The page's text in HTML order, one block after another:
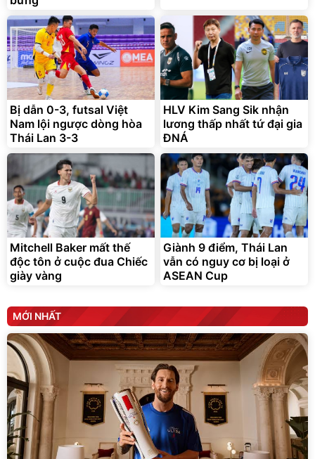
Bị dẫn 0-3, futsal Việt
Nam lội ngược dòng hòa
Thái Lan 3-3
HLV Kim Sang Sik nhận
lương thấp nhất tứ đại gia
ĐNÁ
Mitchell Baker mất thế
độc tôn ở cuộc đua Chiếc
giày vàng
Giành 9 điểm, Thái Lan
vẫn có nguy cơ bị loại ở
ASEAN Cup
MỚI NHẤT